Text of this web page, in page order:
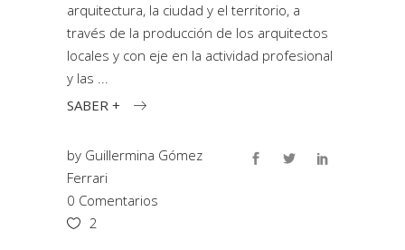
arquitectura, la ciudad y el territorio, a
través de la producción de los arquitectos
locales y con eje en la actividad profesional
y las
SABER +
by Guillermina Gómez
Ferrari
0 Comentarios
2